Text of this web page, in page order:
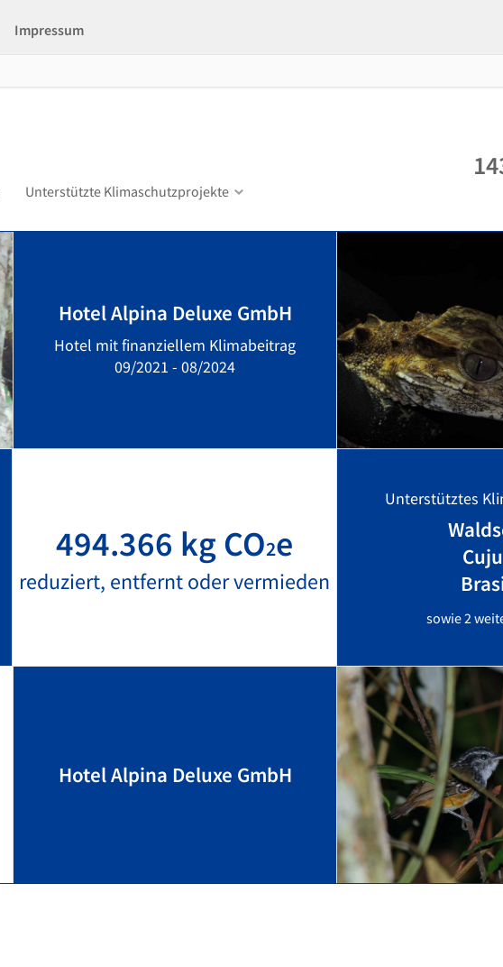
Impressum
Unterstützte Klimaschutzprojekte
Hotel Alpina Deluxe GmbH
Hotel mit finanziellem Klimabeitrag
09/2021 - 08/2024
494.366 kg CO2e
reduziert, entfernt oder vermieden
Unterstütztes
sowie 2
Hotel Alpina Deluxe GmbH